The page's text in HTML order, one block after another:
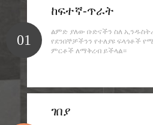
01
ከፍተኛ-ጥራት
ልምድ ያለው ቡድናችን ስለ
የደንበኞቻችንን የተለያዩ ፍላጎቶች
ምርቶች ለማቅረብ ይችላል።
ገበያ